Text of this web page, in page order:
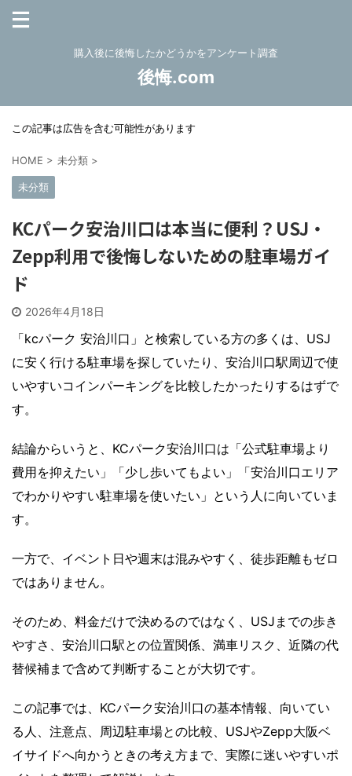
購入後に後悔したかどうかをアンケート調査
後悔.com
この記事は広告を含む可能性があります
HOME > 未分類 >
未分類
KCパーク安治川口は本当に便利？USJ・
Zepp利用で後悔しないための駐車場ガイ
ド
2026年4月18日
「kcパーク 安治川口」と検索している方の多くは、USJ
に安く行ける駐車場を探していたり、安治川口駅周辺で使
いやすいコインパーキングを比較したかったりするはずで
す。
結論からいうと、KCパーク安治川口は「公式駐車場より
費用を抑えたい」「少し歩いてもよい」「安治川口エリア
でわかりやすい駐車場を使いたい」という人に向いていま
す。
一方で、イベント日や週末は混みやすく、徒歩距離もゼロ
ではありません。
そのため、料金だけで決めるのではなく、USJまでの歩き
やすさ、安治川口駅との位置関係、満車リスク、近隣の代
替候補まで含めて判断することが大切です。
この記事では、KCパーク安治川口の基本情報、向いてい
る人、注意点、周辺駐車場との比較、USJやZepp大阪ベ
イサイドへ向かうときの考え方まで、実際に迷いやすいポ